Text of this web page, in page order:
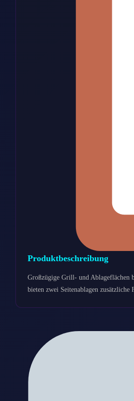
Produktbeschreibung
Großzügige Grill- und Ablageflächen
bieten zwei Seitenablagen